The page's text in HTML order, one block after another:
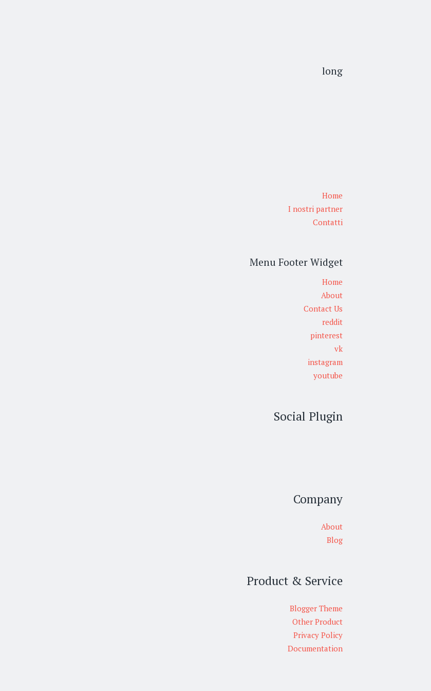
long
Home
I nostri partner
Contatti
Menu Footer Widget
Home
About
Contact Us
reddit
pinterest
vk
instagram
youtube
Social Plugin
Company
About
Blog
Product & Service
Blogger Theme
Other Product
Privacy Policy
Documentation